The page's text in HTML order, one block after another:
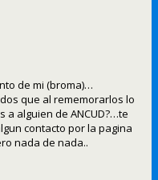
de mi (broma)…
que al rememorarlos lo
alguien de ANCUD?…te
contacto por la pagina
nada de nada..